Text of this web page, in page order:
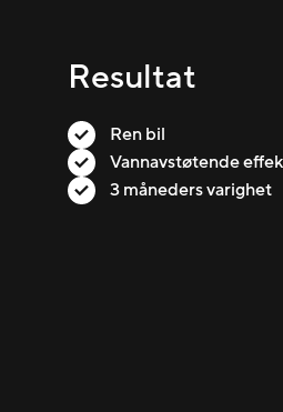
Resultat
Ren bil
Vannavstøtende
3 måneders varighet